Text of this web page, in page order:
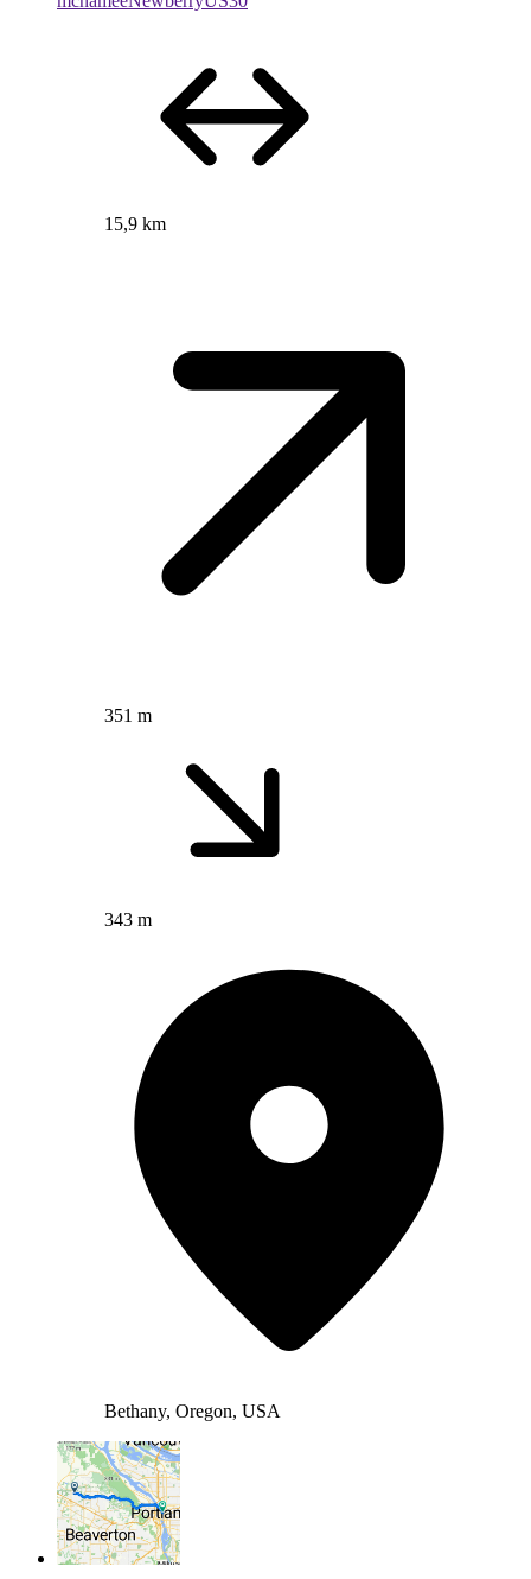
15,9 km
351 m
343 m
Bethany, Oregon, USA